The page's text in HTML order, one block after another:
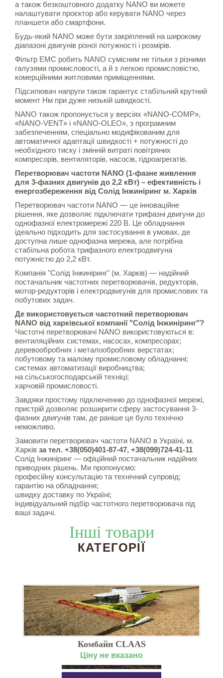
а також безкоштовного додатку NANO ви можете
налаштувати проєктор або керувати NANO через
планшети або смартфони.
Будь-який NANO може бути закріплений на широкому
діапазоні двигунів різної потужності і розмірів.
Фільтр EMC робить NANO сумісним не тільки з різними
галузями промисловості, а й з легкою промисловістю,
комерційними житловими приміщеннями.
Підсилювач напруги також гарантує стабільний крутний
момент Нм при дуже низькій швидкості.
NANO також пропонується у версіях «NANO-COMP»,
«NANO-VENT» і «NANO-OLEO», з програмним
забезпеченням, спеціально модифікованим для
автоматичної адаптації швидкості + потужності до
необхідного тиску і змінній витраті повітряних
компресорів, вентиляторів, насосів, гідроагрегатів.
Перетворювач частоти NANO (1-фазне живлення
для 3-фазних двигунів до 2,2 кВт) – ефективність і
енергозбереження від Солід Інжиніринг м. Харків
Перетворювач частоти NANO — це інноваційне
рішення, яке дозволяє підключати трифазні двигуни до
однофазної електромережі 220 В. Це обладнання
ідеально підходить для застосування в умовах, де
доступна лише однофазна мережа, але потрібна
стабільна робота трифазного електродвигуна
потужністю до 2,2 кВт.
Компанія "Солід Інжиніринг" (м. Харків) — надійний
постачальник частотних перетворювачів, редукторів,
мотор-редукторів і електродвигунів для промислових та
побутових задач.
Де використовується частотний перетворювач
NANO від харківської компанії "Солід Інжиніринг"?
Частотні перетворювачі NANO використовуються в:
вентиляційних системах, насосах, компресорах;
деревообробних і металообробних верстатах;
побутовому та малому промисловому обладнанні;
системах автоматизації виробництва;
на сільськогосподарській техніці;
харчовій промисловості.
Завдяки простому підключенню до однофазної мережі,
пристрій дозволяє розширити сферу застосування 3-
фазних двигунів там, де раніше це було технічно
неможливо.
Замовити перетворювач частоти NANO в Україні, м.
Харків за тел. +38(050)401-87-47, +38(099)724-41-11
Солід Інжиніринг — офіційний постачальник надійних
приводних рішень. Ми пропонуємо:
професійну консультацію та технічний супровід;
гарантію на обладнання;
швидку доставку по Україні;
індивідуальний підбір частотного перетворювача під
ваші задачі.
Інші товари
КАТЕГОРІЇ
Комбайн CLAAS
Ціну не вказано